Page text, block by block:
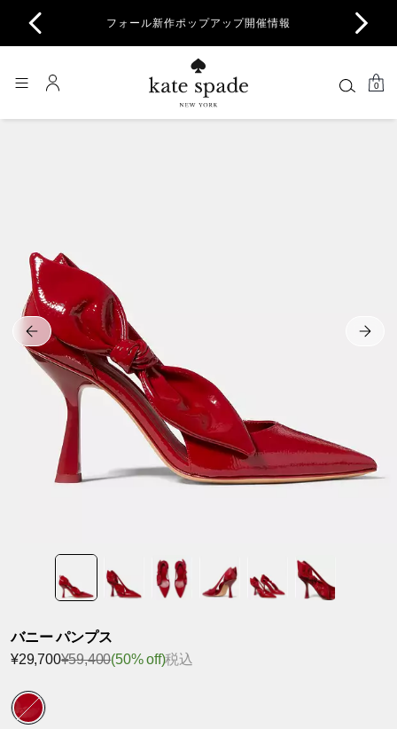
フォール新作ポップアップ開催情報
0
バニー パンプス
¥29,700¥59,400(50% off)税込